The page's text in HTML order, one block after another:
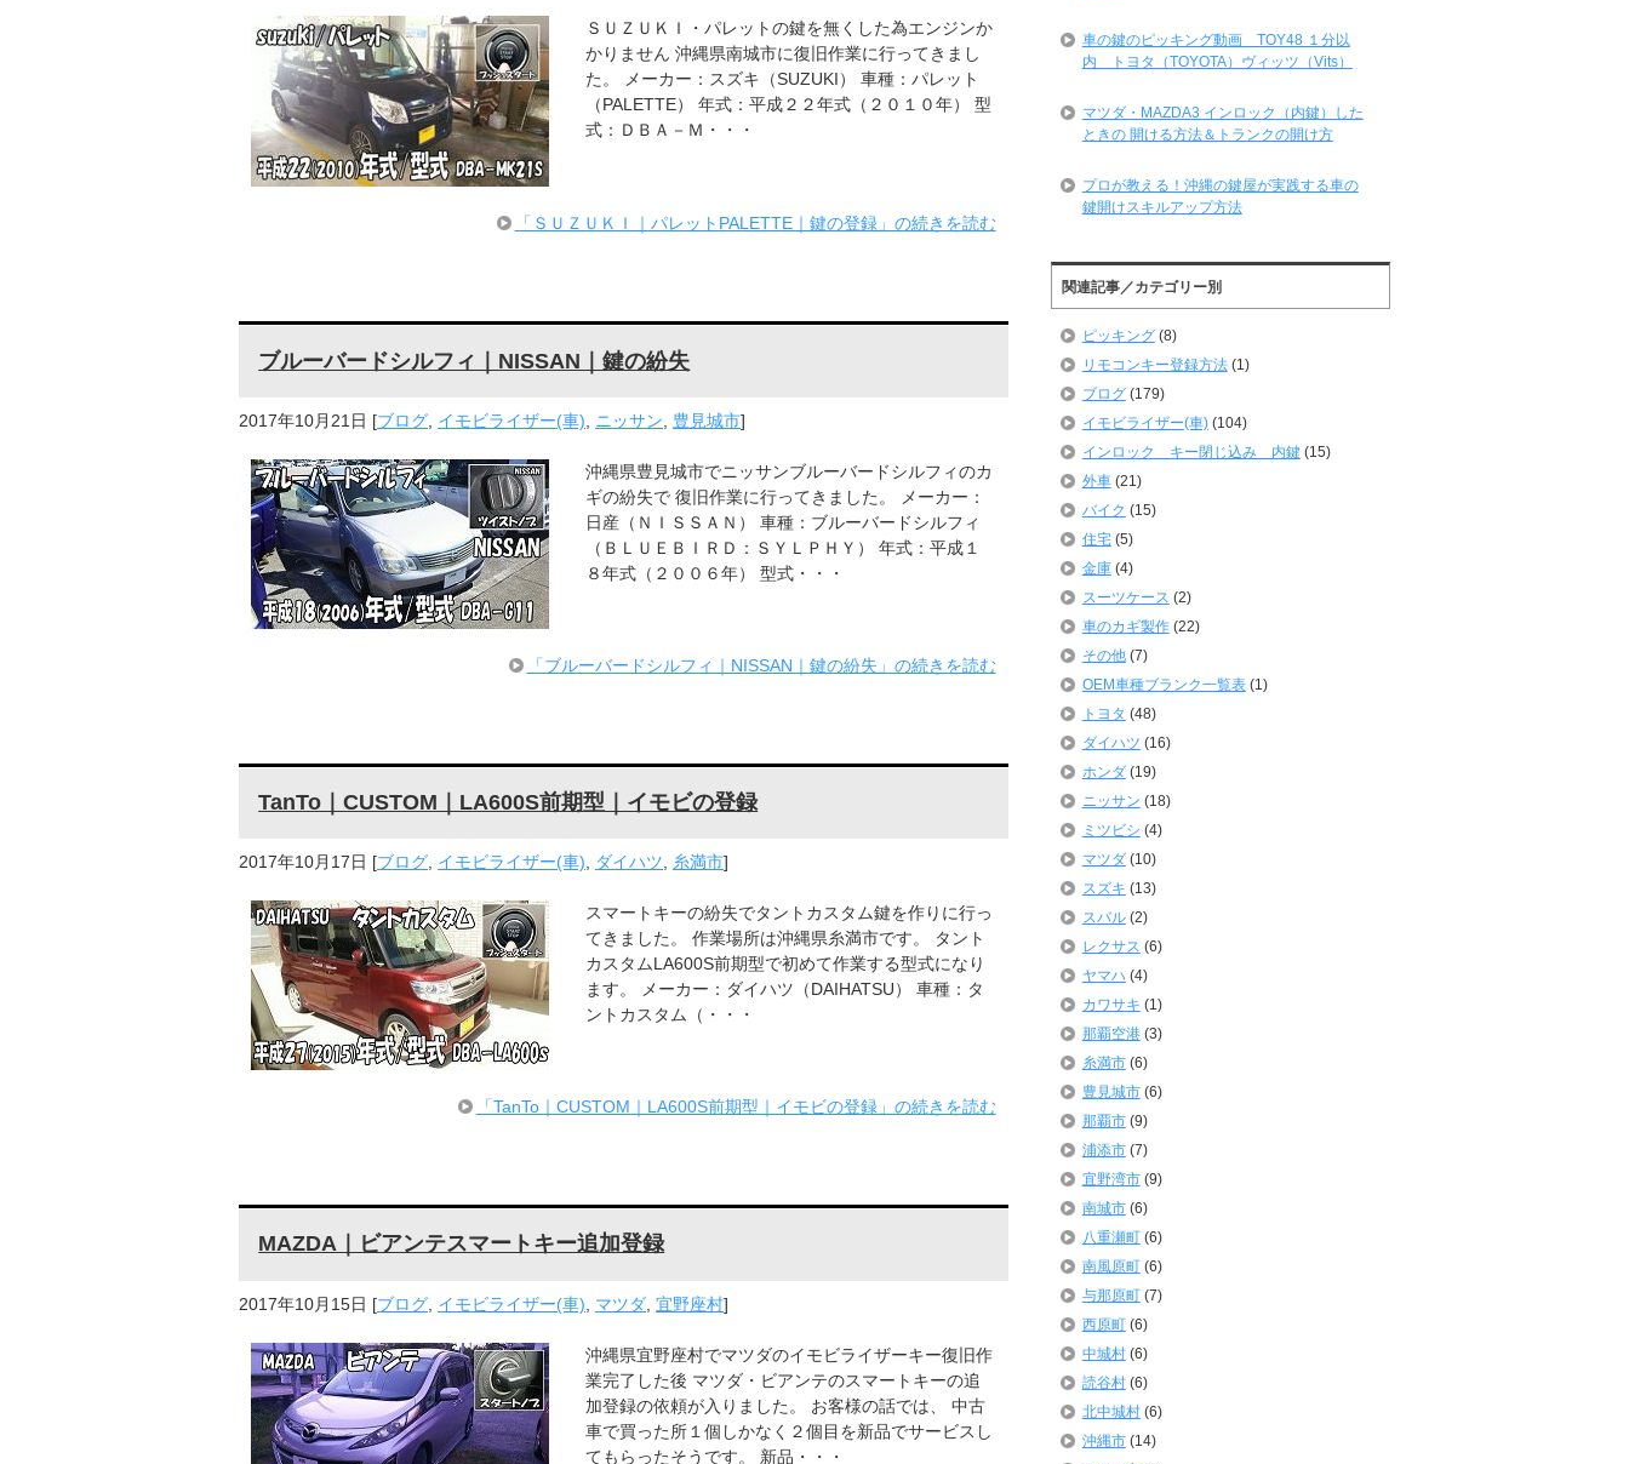
ＳＵＺＵＫＩ・パレットの鍵を無くした為エンジンか
かりません 沖縄県南城市に復旧作業に行ってきまし
た。 メーカー：スズキ（SUZUKI） 車種：パレット
（PALETTE） 年式：平成２２年式（２０１０年） 型
式：ＤＢＡ－Ｍ・・・
「ＳＵＺＵＫＩ｜パレットPALETTE｜鍵の登録」の続きを読む
ブルーバードシルフィ｜NISSAN｜鍵の紛失
2017年10月21日 [ブログ イモビライザー(車) ニッサン 豊見城市]
沖縄県豊見城市でニッサンブルーバードシルフィのカ
ギの紛失で 復旧作業に行ってきました。 メーカー：
日産（ＮＩＳＳＡＮ） 車種：ブルーバードシルフィ
（ＢＬＵＥＢＩＲＤ：ＳＹＬＰＨＹ） 年式：平成１
８年式（２００６年） 型式・・・
「ブルーバードシルフィ｜NISSAN｜鍵の紛失」の続きを読む
TanTo｜CUSTOM｜LA600S前期型｜イモビの登録
2017年10月17日 [ブログ, イモビライザー(車), ダイハツ, 糸満市]
スマートキーの紛失でタントカスタム鍵を作りに行っ
てきました。 作業場所は沖縄県糸満市です。 タント
カスタムLA600S前期型で初めて作業する型式になり
ます。 メーカー：ダイハツ（DAIHATSU） 車種：タ
ントカスタム（・・・
「TanTo｜CUSTOM｜LA600S前期型｜イモビの登録」の続きを読む
MAZDA｜ビアンテスマートキー追加登録
2017年10月15日 [ブログ イモビライザー(車) マツダ 宜野座村]
沖縄県宜野座村でマツダのイモビライザーキー復旧作
業完了した後 マツダ・ビアンテのスマートキーの追
加登録の依頼が入りました。 お客様の話では、 中古
車で買った所１個しかなく２個目を新品でサービスし
てもらったそうです。 新品・・・
車の鍵のピッキング動画 TOY48 １分以
内 トヨタ（TOYOTA）ヴィッツ（Vits）
マツダ・MAZDA3 インロック（内鍵）した
ときの 開ける方法＆トランクの開け方
プロが教える！沖縄の鍵屋が実践する車の
鍵開けスキルアップ方法
関連記事／カテゴリー別
ピッキング(8)
リモコンキー登録方法(1)
ブログ(179)
イモビライザー(車)(104)
インロック キー閉じ込み 内鍵 (15)
外車(21)
バイク (15)
住宅(5)
金庫(4)
スーツケース (2)
車のカギ製作(22)
その他(7)
OEM車種ブランク一覧表(1)
トヨタ (48)
ダイハツ (16)
ホンダ(19)
ニッサン (18)
ミツビシ (4)
マツダ(10)
スズキ (13)
スバル(2)
レクサス (6)
ヤマハ (4)
カワサキ (1)
那覇空港(3)
糸満市(6)
豊見城市(6)
那覇市(9)
浦添市(7)
宜野湾市(9)
南城市(6)
八重瀬町(6)
南風原町(6)
与那原町(7)
西原町(6)
中城村(6)
読谷村(6)
北中城村(6)
沖縄市(14)